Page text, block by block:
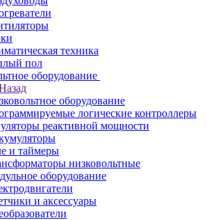
техника
пол
оборудование
оборудование
логические контроллеры
реактивной мощности
и таймеры
низковольтные
оборудование
и аксессуары